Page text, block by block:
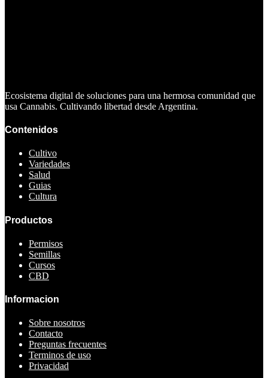
Ecosistema digital de soluciones para una hermosa comunidad que
usa Cannabis. Cultivando libertad desde Argentina.
Contenidos
Cultivo
Variedades
Salud
Guias
Cultura
Productos
Permisos
Semillas
Cursos
CBD
Informacion
Sobre nosotros
Contacto
Preguntas frecuentes
Terminos de uso
Privacidad